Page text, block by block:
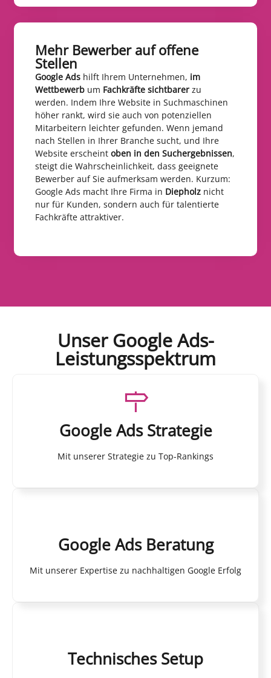
Mehr Bewerber auf offene
Stellen​
Google Ads hilft Ihrem Unternehmen, im
Wettbewerb um Fachkräfte sichtbarer zu
werden. Indem Ihre Website in Suchmaschinen
höher rankt, wird sie auch von potenziellen
Mitarbeitern leichter gefunden. Wenn jemand
nach Stellen in Ihrer Branche sucht, und Ihre
Website erscheint oben in den Suchergebnissen,
steigt die Wahrscheinlichkeit, dass geeignete
Bewerber auf Sie aufmerksam werden. Kurzum:
Google Ads macht Ihre Firma in Diepholz nicht
nur für Kunden, sondern auch für talentierte
Fachkräfte attraktiver.
Unser Google Ads-
Leistungsspektrum
Google Ads Strategie
Mit unserer Strategie zu Top-Rankings
Google Ads Beratung
Mit unserer Expertise zu nachhaltigen Google Erfolg
Technisches Setup